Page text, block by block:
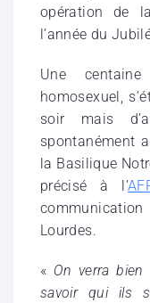
opération de
l’année du
Une
homosexuel,
soir mais
spontanément
la Basilique
précisé à l’
Lourdes.
« On verra
savoir qui ils